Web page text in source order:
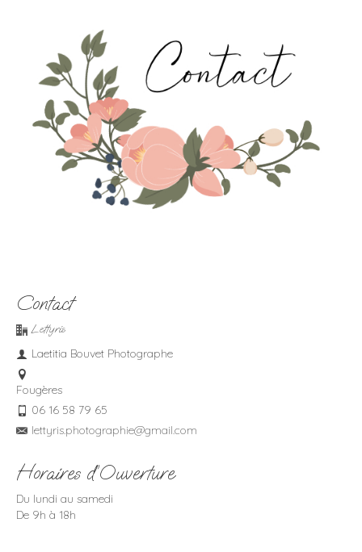
Contact
Lettyris
Laetitia Bouvet Photographe
Fougères
06 16 58 79 65
lettyris.photographie@gmail.com
Horaires d’Ouverture
Du lundi au samedi
De 9h à 18h